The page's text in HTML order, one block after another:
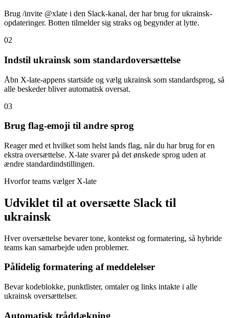
Brug /invite @xlate i den Slack-kanal, der har brug for ukrainsk-
opdateringer. Botten tilmelder sig straks og begynder at lytte.
02
Indstil ukrainsk som standardoversættelse
Åbn X-late-appens startside og vælg ukrainsk som standardsprog, så
alle beskeder bliver automatisk oversat.
03
Brug flag-emoji til andre sprog
Reager med et hvilket som helst lands flag, når du har brug for en
ekstra oversættelse. X-late svarer på det ønskede sprog uden at
ændre standardindstillingen.
Hvorfor teams vælger X-late
Udviklet til at oversætte Slack til
ukrainsk
Hver oversættelse bevarer tone, kontekst og formatering, så hybride
teams kan samarbejde uden problemer.
Pålidelig formatering af meddelelser
Bevar kodeblokke, punktlister, omtaler og links intakte i alle
ukrainsk oversættelser.
Automatisk tråddækning